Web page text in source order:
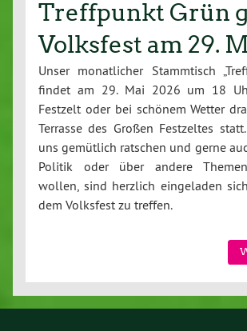
Treffpunkt Grün
Volksfest am 29.
Unser monatlicher Stammtisch
findet am 29. Mai 2026 um 18
Festzelt oder bei schönem Wetter
Terrasse des Großen Festzeltes
uns gemütlich ratschen und gerne
Politik oder über andere
wollen, sind herzlich eingeladen
dem Volksfest zu treffen.